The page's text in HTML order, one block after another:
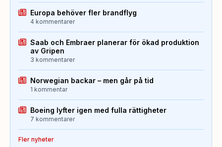
Europa behöver fler brandflyg
4 kommentarer
Saab och Embraer planerar för ökad produktion
av Gripen
3 kommentarer
Norwegian backar – men går på tid
1 kommentar
Boeing lyfter igen med fulla rättigheter
7 kommentarer
Fler nyheter